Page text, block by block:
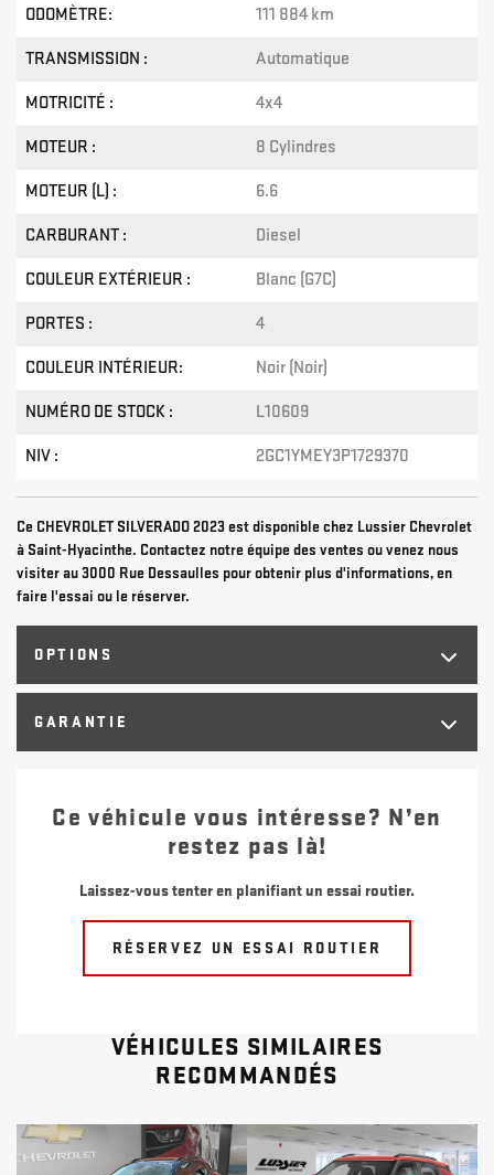
ODOMÈTRE: 111 884 km
TRANSMISSION : Automatique
MOTRICITÉ : 4x4
MOTEUR : 8 Cylindres
MOTEUR (L) : 6.6
CARBURANT : Diesel
COULEUR EXTÉRIEUR : Blanc (G7C)
PORTES : 4
COULEUR INTÉRIEUR: Noir (Noir)
NUMÉRO DE STOCK : L10609
NIV : 2GC1YMEY3P1729370
Ce CHEVROLET SILVERADO 2023 est disponible chez Lussier Chevrolet
à Saint-Hyacinthe. Contactez notre équipe des ventes ou venez nous
visiter au 3000 Rue Dessaulles pour obtenir plus d'informations, en
faire l'essai ou le réserver.
OPTIONS
GARANTIE
Ce véhicule vous intéresse? N’en
restez pas là!
Laissez-vous tenter en planifiant un essai routier.
RÉSERVEZ UN ESSAI ROUTIER
VÉHICULES SIMILAIRES
RECOMMANDÉS